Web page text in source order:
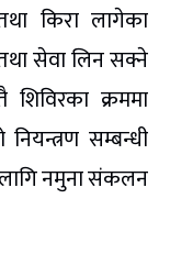
किरा लागेका
सेवा लिन सक्ने
क्रममा
सम्बन्धी
लागि नमुना संकलन